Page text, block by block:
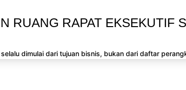
RUANG RAPAT EKSEKUTIF
dimulai dari tujuan bisnis, bukan dari daftar